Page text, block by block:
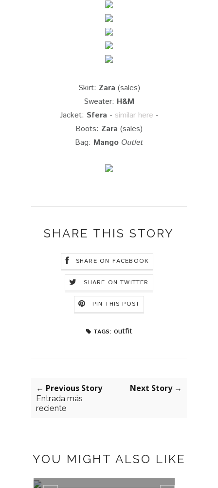
Skirt: Zara (sales)
Sweater: H&M
Jacket: Sfera - similar here -
Boots: Zara (sales)
Bag: Mango Outlet
SHARE THIS STORY
SHARE ON FACEBOOK
SHARE ON TWITTER
PIN THIS POST
TAGS: outfit
← Previous Story
Entrada más
reciente
Next Story →
YOU MIGHT ALSO LIKE